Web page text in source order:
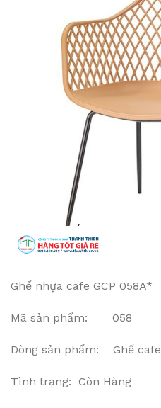
Ghế nhựa cafe GCP 058A*
Mã sản phẩm: 058
Dòng sản phẩm: Ghế cafe
Tình trạng: Còn Hàng